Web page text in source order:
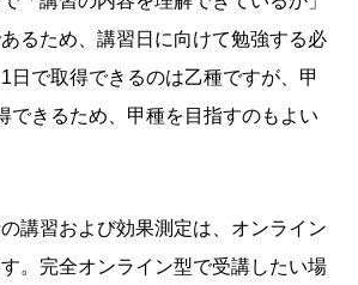
るため、講習日に向けて勉強する必
日で取得できるのは乙種ですが、甲
できるため、甲種を目指すのもよい
講習および効果測定は、オンライン
。完全オンライン型で受講したい場